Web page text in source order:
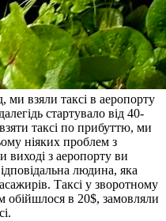
взяли таксі в аеропорту
стартувало від 40-
таксі по прибуттю, ми
ніяких проблем з
з аеропорту ви
людина, яка
Таксі у зворотному
обійшлося в 20$, замовляли